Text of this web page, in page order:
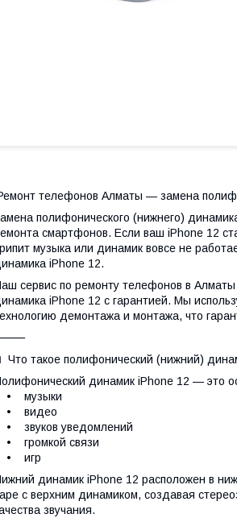
телефонов Алматы — замена
полифонического (нижнего)
смартфонов. Если ваш iPhone 12
музыка или динамик вовсе не
iPhone 12.
сервис по ремонту телефонов в
iPhone 12 с гарантией. Мы
демонтажа и монтажа, что
Что такое полифонический (нижний)
динамик iPhone 12 — это
• музыки
• видео
• звуков уведомлений
• громкой связи
• игр
динамик iPhone 12 расположен в
с верхним динамиком, создавая
звучания.